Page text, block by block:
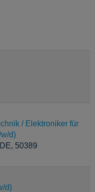
/ Elektroniker für
d)
50389
d)